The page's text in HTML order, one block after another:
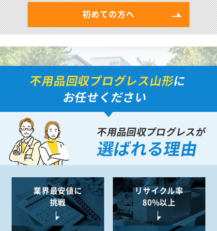
初めての方へ
不用品回収プログレス山形に
お任せください
不用品回収プログレスが
選ばれる理由
業界最安値に
挑戦
リサイクル率
80%以上